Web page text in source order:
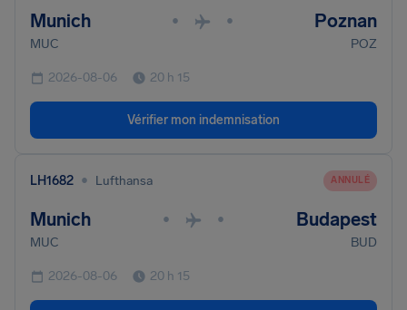
Munich • • Poznan
MUC POZ
2026-08-06 20 h 15
Vérifier mon indemnisation
LH1682 • Lufthansa ANNULÉ
Munich • • Budapest
MUC BUD
2026-08-06 20 h 15